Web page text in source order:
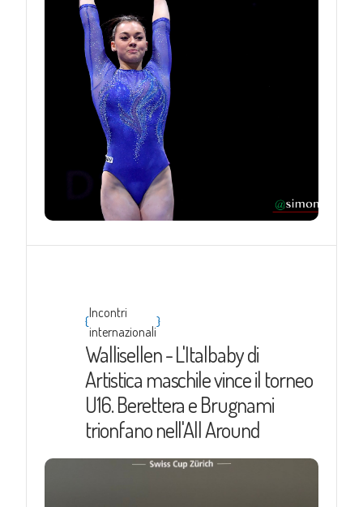
{
Incontri
internazionali
}
Wallisellen - L'Italbaby di
Artistica maschile vince il torneo
U16. Berettera e Brugnami
trionfano nell'All Around